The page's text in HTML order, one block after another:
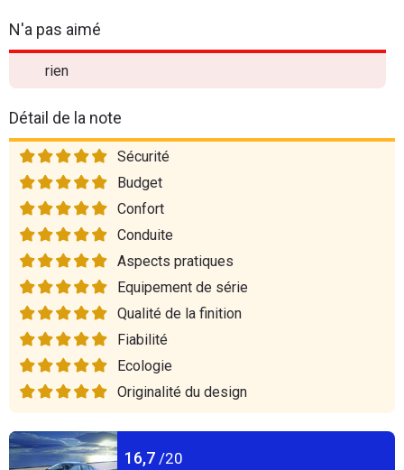
N'a pas aimé
rien
Détail de la note
Sécurité
Budget
Confort
Conduite
Aspects pratiques
Equipement de série
Qualité de la finition
Fiabilité
Ecologie
Originalité du design
16,7 /20